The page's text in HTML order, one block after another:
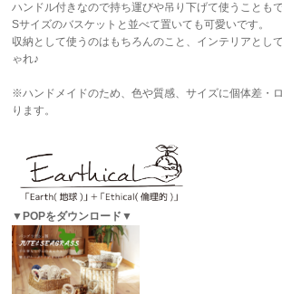
ハンドル付きなので持ち運びや吊り下げて使うこともで
Sサイズのバスケットと並べて置いても可愛いです。
収納として使うのはもちろんのこと、インテリアとし
ゃれ♪
※ハンドメイドのため、色や質感、サイズに個体差・
ります。
▼POPをダウンロード▼